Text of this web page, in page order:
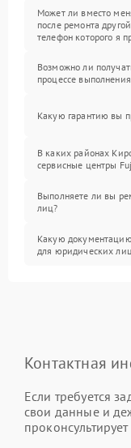
Может ли вместо
после ремонта
телефон которого я
Возможно ли
процессе
Какую гарантию вы
В каких районах
сервисные центры
Выполняете ли вы
лиц?
Какую
для юридических
Контактная
Если требуется
свои данные и